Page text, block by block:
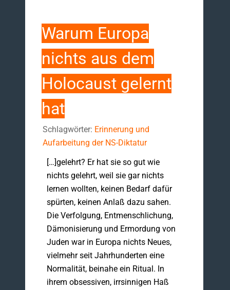
Warum Europa
nichts aus dem
Holocaust gelernt
hat
Schlagwörter: Erinnerung und
Aufarbeitung der NS-Diktatur
[…]gelehrt? Er hat sie so gut wie
nichts gelehrt, weil sie gar nichts
lernen wollten, keinen Bedarf dafür
spürten, keinen Anlaß dazu sahen.
Die Verfolgung, Entmenschlichung,
Dämonisierung und Ermordung von
Juden war in Europa nichts Neues,
vielmehr seit Jahrhunderten eine
Normalität, beinahe ein Ritual. In
ihrem obsessiven, irrsinnigen Haß